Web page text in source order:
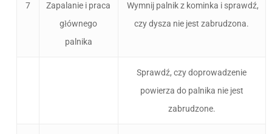
7
Zapalanie i praca
głównego
palnika
Wymnij palnik z kominka i sprawdź,
czy dysza nie jest zabrudzona.
Sprawdź, czy doprowadzenie
powierza do palnika nie jest
zabrudzone.